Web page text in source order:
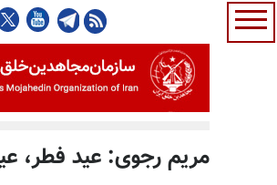
مریم رجوی: عید فطر،